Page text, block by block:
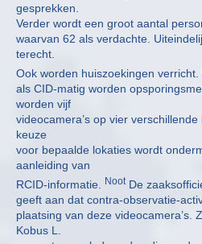
gesprekken.
Verder wordt een groot aantal
waarvan 62 als verdachte.
terecht.
Ook worden huiszoekingen verricht.
als CID-matig worden
worden vijf
videocamera’s op vier
keuze
voor bepaalde lokaties wordt
aanleiding van
RCID-informatie.
NootDe
geeft aan dat contra-observatie-
plaatsing van deze videocamera’s.
Kobus L.